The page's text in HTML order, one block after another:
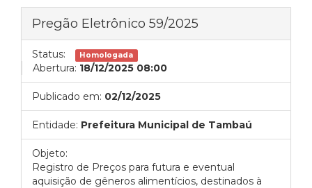
Pregão Eletrônico 59/2025
Status: Homologada
Abertura: 18/12/2025 08:00
Publicado em: 02/12/2025
Entidade: Prefeitura Municipal de Tambaú
Objeto:
Registro de Preços para futura e eventual
aquisição de gêneros alimentícios, destinados à